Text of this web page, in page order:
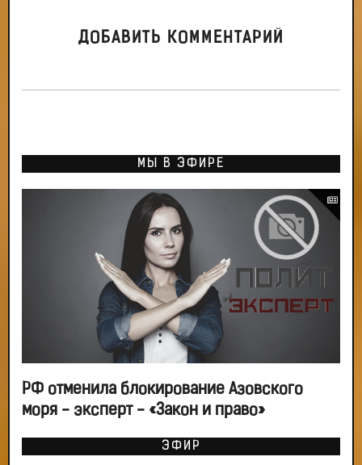
ДОБАВИТЬ КОММЕНТАРИЙ
МЫ В ЭФИРЕ
РФ отменила блокирование Азовского
моря - эксперт - «Закон и право»
ЭФИР